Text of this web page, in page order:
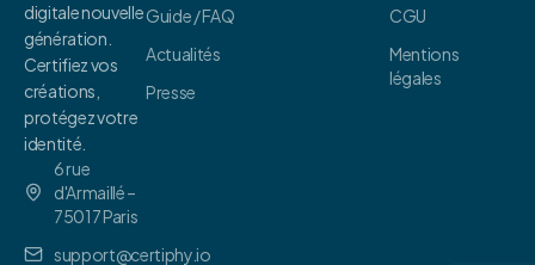
digitale nouvelle
génération.
Certifiez vos
créations,
protégez votre
identité.
6 rue
d'Armaillé –
75017 Paris
support@certiphy.io
Guide / FAQ
Actualités
Presse
CGU
Mentions
légales